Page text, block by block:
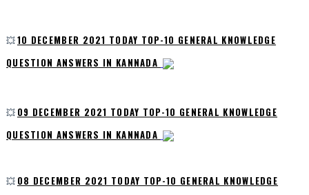
💥10 DECEMBER 2021 TODAY TOP-10 GENERAL KNOWLEDGE
QUESTION ANSWERS IN KANNADA
💥 09 DECEMBER 2021 TODAY TOP-10 GENERAL KNOWLEDGE
QUESTION ANSWERS IN KANNADA
💥 08 DECEMBER 2021 TODAY TOP-10 GENERAL KNOWLEDGE